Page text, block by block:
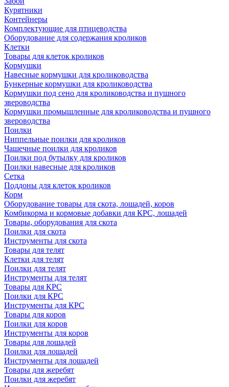
Курятники
Контейнеры
Комплектующие для птицеводства
Оборудование для содержания кроликов
Клетки
Товары для клеток кроликов
Кормушки
Навесные кормушки для кролиководства
Бункерные кормушки для кролиководства
Кормушки под сено для кролиководства и пушного
звероводства
Кормушки промышленные для кролиководства и пушного
звероводства
Поилки
Ниппельные поилки для кроликов
Чашечные поилки для кроликов
Поилки под бутылку для кроликов
Поилки навесные для кроликов
Сетка
Поддоны для клеток кроликов
Корм
Оборудование товары для скота, лошадей, коров
Комбикорма и кормовые добавки для КРС, лошадей
Товары, оборудования для скота
Поилки для скота
Инструменты для скота
Товары для телят
Клетки для телят
Поилки для телят
Инструменты для телят
Товары для КРС
Поилки для КРС
Инструменты для КРС
Товары для коров
Поилки для коров
Инструменты для коров
Товары для лошадей
Поилки для лошадей
Инструменты для лошадей
Товары для жеребят
Поилки для жеребят